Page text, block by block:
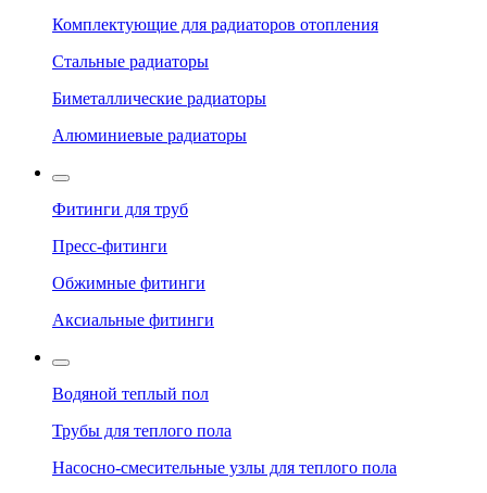
Комплектующие для радиаторов отопления
Стальные радиаторы
Биметаллические радиаторы
Алюминиевые радиаторы
Фитинги для труб
Пресс-фитинги
Обжимные фитинги
Аксиальные фитинги
Водяной теплый пол
Трубы для теплого пола
Насосно-смесительные узлы для теплого пола